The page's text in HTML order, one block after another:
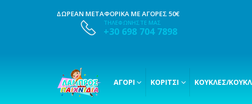
ΔΩΡΕΑΝ ΜΕΤΑΦΟΡΙΚΑ ΜΕ ΑΓΟΡΕΣ 50€
ΤΗΛΕΦΩΝΗΣΤΕ ΜΑΣ
+30 698 704 7898
ΑΓΌΡΙ ΚΟΡΊΤΣΙ ΚΟΎΚΛΕΣ/